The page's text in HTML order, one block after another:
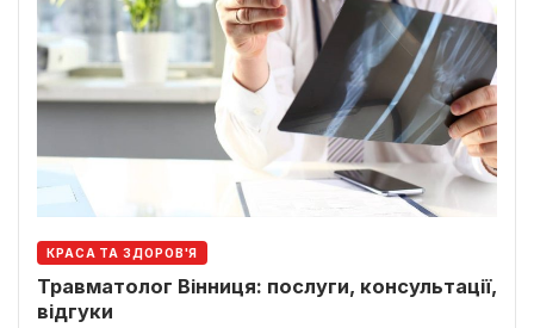
КРАСА ТА ЗДОРОВ'Я
Травматолог Вінниця: послуги, консультації,
відгуки